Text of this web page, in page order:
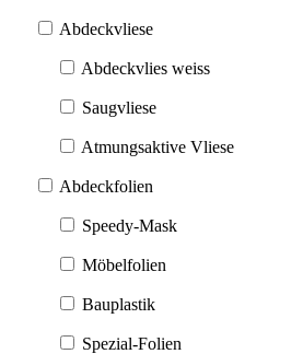
Abdeckvliese
Abdeckvlies weiss
Saugvliese
Atmungsaktive Vliese
Abdeckfolien
Speedy-Mask
Möbelfolien
Bauplastik
Spezial-Folien